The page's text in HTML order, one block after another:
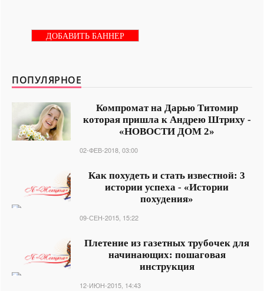
ДОБАВИТЬ БАННЕР
ПОПУЛЯРНОЕ
Компромат на Дарью Титомир
которая пришла к Андрею Штриху -
«НОВОСТИ ДОМ 2»
02-ФЕВ-2018, 03:00
Как похудеть и стать известной: 3
истории успеха - «Истории
похудения»
09-СЕН-2015, 15:22
Плетение из газетных трубочек для
начинающих: пошаговая
инструкция
12-ИЮН-2015, 14:43